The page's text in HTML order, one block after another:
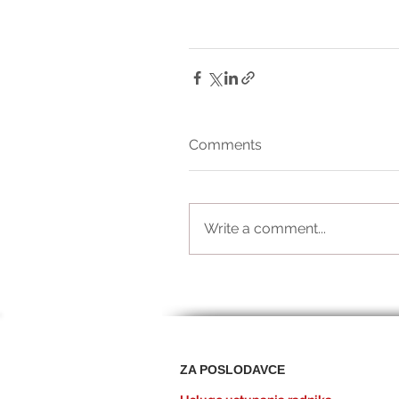
Comments
Write a comment...
ZA POSLODAVCE